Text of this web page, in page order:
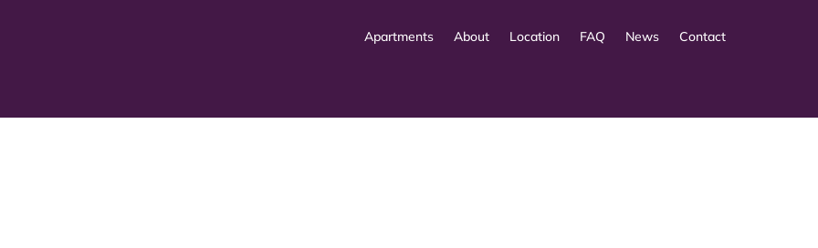
Apartments About Location FAQ News Contact